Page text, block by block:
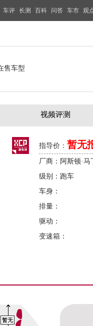
车评 长测 百科 问答 车市 观
售车型
视频评测
指导价： 暂无
厂商：阿斯顿·马
级别：跑车
车身：
排量：
驱动：
变速箱：
暂无